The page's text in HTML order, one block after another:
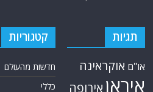
תגיות
או"ם אוקראינה
איראן אירופה
קטגוריות
חדשות מהעולם
כללי